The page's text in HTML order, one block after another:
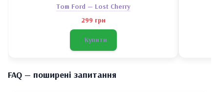
Tom Ford — Lost Cherry
299 грн
Купити
FAQ — поширені запитання